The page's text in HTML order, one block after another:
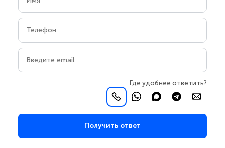
Где удобнее ответить?
Получить ответ